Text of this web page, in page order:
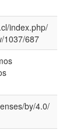
index.php/
1037/687
by/4.0/